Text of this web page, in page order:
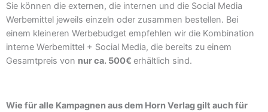
Sie können die externen, die internen und die Social Media
Werbemittel jeweils einzeln oder zusammen bestellen. Bei
einem kleineren Werbebudget empfehlen wir die Kombination
interne Werbemittel + Social Media, die bereits zu einem
Gesamtpreis von nur ca. 500€ erhältlich sind.
Wie für alle Kampagnen aus dem Horn Verlag gilt auch für